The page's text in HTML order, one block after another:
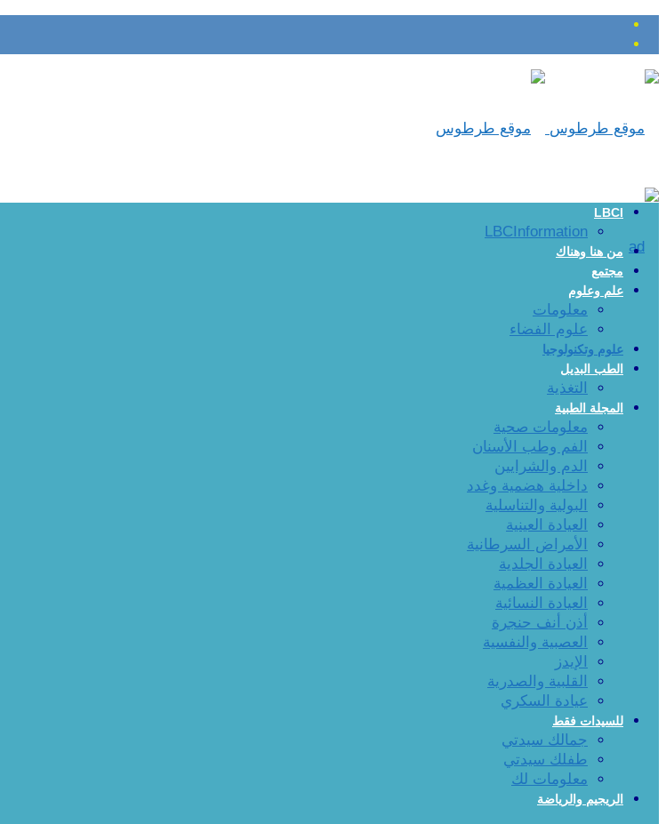
LBCI
LBCInformation
من هنا وهناك
مجتمع
علم وعلوم
معلومات
علوم الفضاء
علوم وتكنولوجيا
الطب البديل
التغذية
المجلة الطبية
معلومات صحية
الفم وطب الأسنان
الدم والشرايين
داخلية هضمية وغدد
البولية والتناسلية
العيادة العينية
الأمراض السرطانية
العيادة الجلدية
العيادة العظمية
العيادة النسائية
أذن أنف حنجرة
العصبية والنفسية
الإيدز
القلبية والصدرية
عيادة السكري
للسيدات فقط
جمالك سيدتي
طفلك سيدتي
معلومات لك
الريجيم والرياضة